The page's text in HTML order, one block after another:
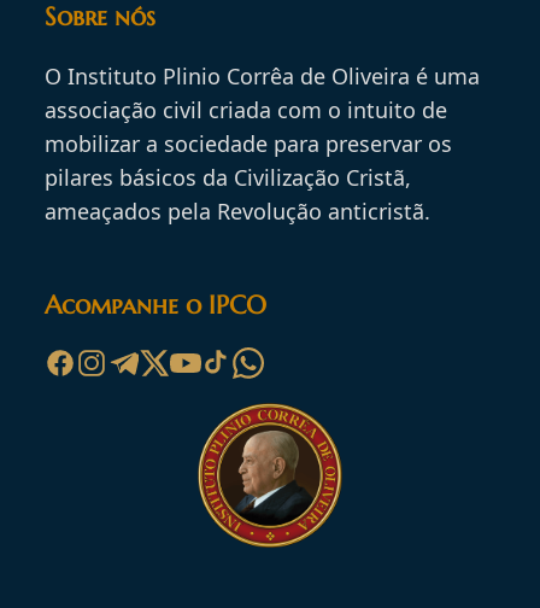
Sobre nós
O Instituto Plinio Corrêa de Oliveira é uma
associação civil criada com o intuito de
mobilizar a sociedade para preservar os
pilares básicos da Civilização Cristã,
ameaçados pela Revolução anticristã.
Acompanhe o IPCO